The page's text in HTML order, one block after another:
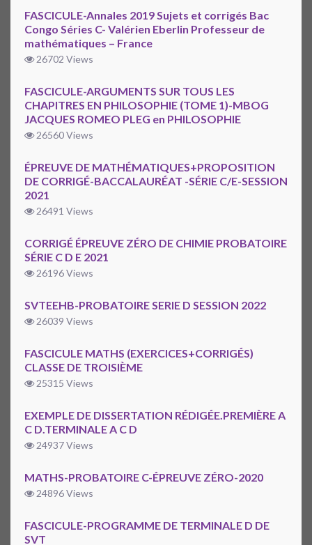
FASCICULE-Annales 2019 Sujets et corrigés Bac
Congo Séries C- Valérien Eberlin Professeur de
mathématiques – France
26702 Views
FASCICULE-ARGUMENTS SUR TOUS LES
CHAPITRES EN PHILOSOPHIE (TOME 1)-MBOG
JACQUES ROMEO PLEG en PHILOSOPHIE
26560 Views
ÉPREUVE DE MATHÉMATIQUES+PROPOSITION
DE CORRIGÉ-BACCALAURÉAT -SÉRIE C/E-SESSION
2021
26491 Views
CORRIGÉ ÉPREUVE ZÉRO DE CHIMIE PROBATOIRE
SÉRIE C D E 2021
26196 Views
SVTEEHB-PROBATOIRE SERIE D SESSION 2022
26039 Views
FASCICULE MATHS (EXERCICES+CORRIGÉS)
CLASSE DE TROISIÈME
25315 Views
EXEMPLE DE DISSERTATION RÉDIGÉE.PREMIÈRE A
C D.TERMINALE A C D
24937 Views
MATHS-PROBATOIRE C-ÉPREUVE ZÉRO-2020
24896 Views
FASCICULE-PROGRAMME DE TERMINALE D DE
SVT